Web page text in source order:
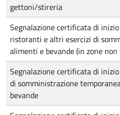
gettoni/stireria
Segnalazione certificata di
ristoranti e altri esercizi di
alimenti e bevande (in zone
Segnalazione certificata di
di somministrazione
bevande